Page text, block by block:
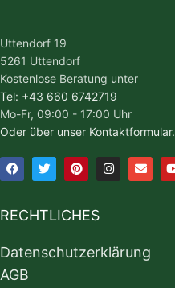
Uttendorf 19
5261 Uttendorf
Kostenlose Beratung unter
Tel: +43 660 6742719
Mo-Fr, 09:00 - 17:00 Uhr
Oder über unser Kontaktformular.
RECHTLICHES
Datenschutzerklärung
AGB